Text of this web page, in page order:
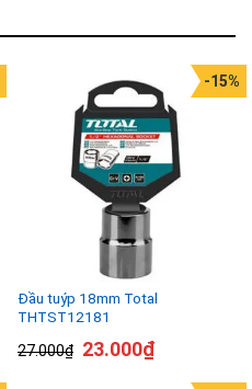
Đầu tuýp 18mm Total
THTST12181
27.000₫
-15%
23.000₫